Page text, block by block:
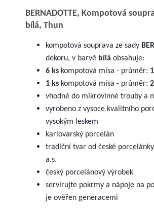
BERNADOTTE, Kompotová
bílá, Thun
kompotová souprava ze sady
dekoru, v barvě bílá obsahuje:
6 ks kompotová mísa - průměr:
1 ks kompotová mísa - průměr:
vhodné do mikrovlnné trouby a
vyrobeno z vysoce kvalitního
vysokým leskem
karlovarský porcelán
tradiční tvar od české
a.s.
český porcelánový výrobek
servírujte pokrmy a nápoje na
je ověřen generacemi